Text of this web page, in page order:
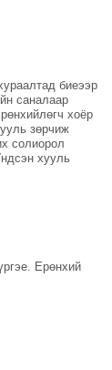
биеээр
саналаар
хоёр
зөрчиж
солиорол
хууль
Ерөнхий